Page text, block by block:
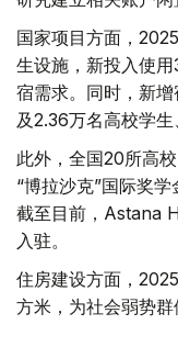
国家项目方面，
生设施，新投入使
宿需求。同时，新
及2.36万名高校学生
此外，全国20所高
“博拉沙克”国际奖
截至目前，Astana
入驻。
住房建设方面，
方米，为社会弱势群